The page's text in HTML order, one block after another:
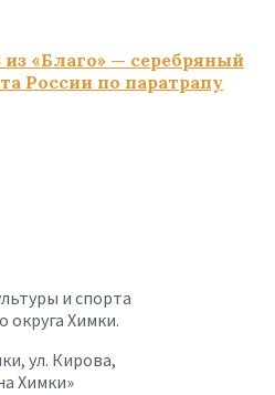
«Благо» — серебряный
России по паратрапу
и спорта
округа Химки.
ул. Кирова,
Химки»